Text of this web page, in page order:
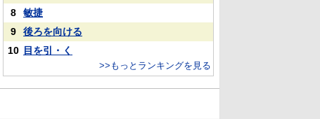
8
敏捷
9
後ろを向ける
10 目を引・く
>>もっとランキングを見る